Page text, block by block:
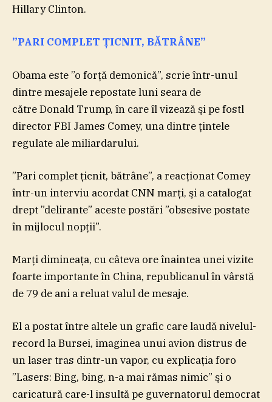
Hillary Clinton.
”PARI COMPLET ŢICNIT, BĂTRÂNE”
Obama este ”o forţă demonică”, scrie într-unul
dintre mesajele repostate luni seara de
către Donald Trump, în care îl vizează şi pe fostl
director FBI James Comey, una dintre ţintele
regulate ale miliardarului.
”Pari complet ţicnit, bătrâne”, a reacţionat Comey
într-un interviu acordat CNN marţi, şi a catalogat
drept ”delirante” aceste postări ”obsesive postate
în mijlocul nopţii”.
Marţi dimineaţa, cu câteva ore înaintea unei vizite
foarte importante în China, republicanul în vârstă
de 79 de ani a reluat valul de mesaje.
El a postat între altele un grafic care laudă nivelul-
record la Bursei, imaginea unui avion distrus de
un laser tras dintr-un vapor, cu explicaţia foro
”Lasers: Bing, bing, n-a mai rămas nimic” şi o
caricatură care-l insultă pe guvernatorul democrat